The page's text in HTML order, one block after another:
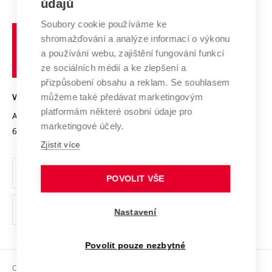
Systém zajišťování kvality výzkumu
Výzkumné infrastruktury
Transfer znalostí
Open Science
Projekty
Projekty ze strukturálních fondů
Specifický výzkum
Zahraniční spolupráce
Spolupráce se školami
Služby univerzity
Mezinárodní dohody
Univerzitní sítě
Profil univerzity
Udržitelná univerzita
Podnikavá univerzita / ContriBUTe
Bezpečná univerzita
Vyznamenání
Organizační struktura
Ochrana osobních údajů
odkaz)
Sociální bezpečí
učení
technické
VYSOKÉ UČENÍ TECHNICKÉ V BRNĚ
Antonínská 548/1
602 00 Brno
www.vut.cz
vut@vutbr.cz
Copyright © 2026 VUT
údajů
Soubory cookie používáme ke
shromažďování a analýze informací o výkonu
a používání webu, zajištění fungování funkcí
ze sociálních médií a ke zlepšení a
přizpůsobení obsahu a reklam. Se souhlasem
můžeme také předávat marketingovým
platformám některé osobní údaje pro
marketingové účely.
Zjistit více
POVOLIT VŠE
Nastavení
Povolit pouze nezbytné